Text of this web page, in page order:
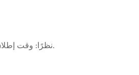
نظرًا: وقت إطلاق الفقاعة للصيغة هو 108 ثانية، وسرعة الحزام الناقل أثناء الرغوة هي 4.6 متر في الدقيقة. حساب مسافات التأرجح وحوض الرغوة.